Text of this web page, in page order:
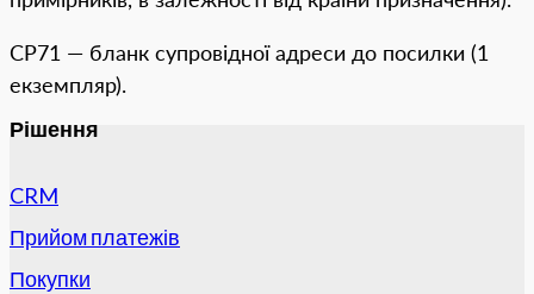
CP71 — бланк супровідної адреси до посилки (1
екземпляр).
Рішення
CRM
Прийом платежів
Покупки